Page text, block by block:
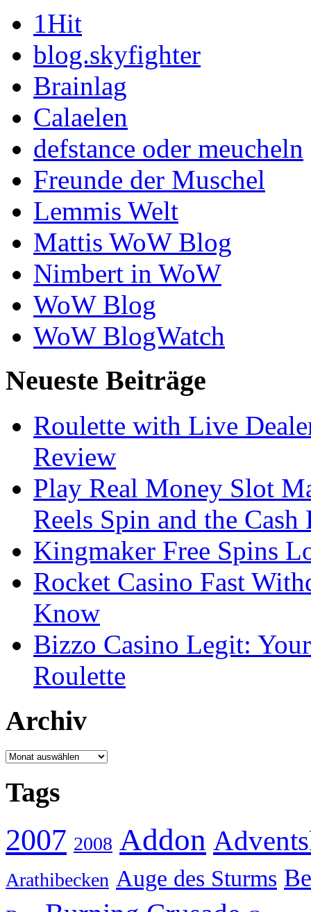
1Hit
blog.skyfighter
Brainlag
Calaelen
defstance oder meucheln
Freunde der Muschel
Lemmis Welt
Mattis WoW Blog
Nimbert in WoW
WoW Blog
WoW BlogWatch
Neueste Beiträge
Roulette with Live
Review
Play Real Money Slot
Reels Spin and the Cash
Kingmaker Free Spins
Rocket Casino Fast
Know
Bizzo Casino Legit:
Roulette
Archiv
Archiv
Tags
2007 2008 Addon
Arathibecken Auge des Sturms